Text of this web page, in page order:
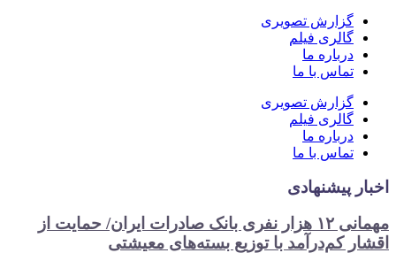
گزارش تصویری
گالری فیلم
درباره ما
تماس با ما
گزارش تصویری
گالری فیلم
درباره ما
تماس با ما
اخبار پیشنهادی
مهمانی ۱۲ هزار نفری بانک صادرات ایران/ حمایت از
اقشار کم‌درآمد با توزیع بسته‌های معیشتی